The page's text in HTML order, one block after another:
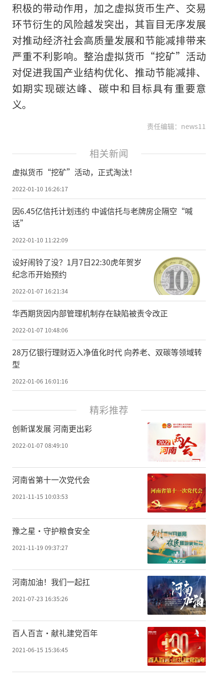
积极的带动作用，加之虚拟货币生产、交易
环节衍生的风险越发突出，其盲目无序发展
对推动经济社会高质量发展和节能减排带来
严重不利影响。整治虚拟货币“挖矿”活动
对促进我国产业结构优化、推动节能减排、
如期实现碳达峰、碳中和目标具有重要意
义。
责任编辑：news11
相关新闻
虚拟货币“挖矿”活动，正式淘汰！
2022-01-10 16:26:17
因6.45亿信托计划违约 中诚信托与老牌房企隔空“喊
话”
2022-01-10 11:22:09
设好闹铃了没？1月7日22:30虎年贺岁
纪念币开始预约
2022-01-07 16:21:34
华西期货因内部管理机制存在缺陷被责令改正
2022-01-07 10:48:06
28万亿银行理财迈入净值化时代 向养老、双碳等领域转
型
2022-01-06 16:01:16
精彩推荐
创新谋发展 河南更出彩
2022-01-07 08:49:10
河南省第十一次党代会
2021-11-15 10:03:53
豫之星·守护粮食安全
2021-11-19 09:37:27
河南加油！我们一起扛
2021-07-23 16:35:26
百人百言·献礼建党百年
2021-06-15 15:36:45